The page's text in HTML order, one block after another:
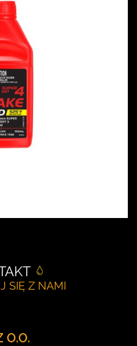
SIĘ Z NAMI
O.O.